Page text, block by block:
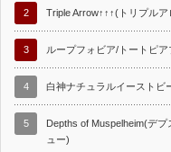
2 Triple Arrow↑↑↑(トリプル
3 ループフォビア/トートピア
4 白神ナチュラルイーストビ
5
Depths of Muspelheim(デ
ュー)